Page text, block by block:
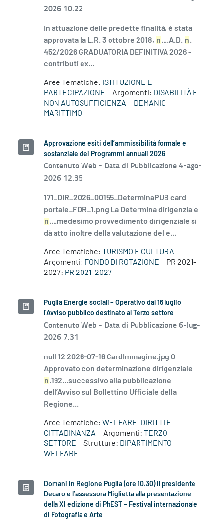
2026 10.22
In attuazione delle predette finalità, è stata
approvata la L.R. 3 ottobre 2018, n....A.D. n.
452/2026 GRADUATORIA DEFINITIVA 2026 -
contributi ex...
Aree Tematiche: ISTITUZIONE E
PARTECIPAZIONE
Argomenti: DISABILITÀ E
NON AUTOSUFFICIENZA
DEMANIO
MARITTIMO
Approvazione esiti dell’ammissibilità formale e
sostanziale dei Programmi annuali 2026
Contenuto Web - Data di Pubblicazione 4-ago-
2026 12.35
171_DIR_2026_00155_DeterminaPUB card
portale_FDR_1.png La Determina dirigenziale
n....medesimo provvedimento dirigenziale si
dà atto inoltre della valutazione delle...
Aree Tematiche: TURISMO E CULTURA
Argomenti: FONDO DI ROTAZIONE
PR 2021-
2027: PR 2021-2027
Puglia Energie sociali – Operativo dal 16 luglio
l’Avviso pubblico destinato al Terzo settore
Contenuto Web - Data di Pubblicazione 6-lug-
2026 7.31
null 12 2026-07-16 CardImmagine.jpg 0
Approvato con determinazione dirigenziale
n.192...successivo alla pubblicazione
dell’Avviso sul Bollettino Ufficiale della
Regione...
Aree Tematiche: WELFARE, DIRITTI E
CITTADINANZA
Argomenti: TERZO
SETTORE
Strutture: DIPARTIMENTO
WELFARE
Domani in Regione Puglia (ore 10.30) il presidente
Decaro e l’assessora Miglietta alla presentazione
della XI edizione di PhEST – Festival internazionale
di Fotografia e Arte